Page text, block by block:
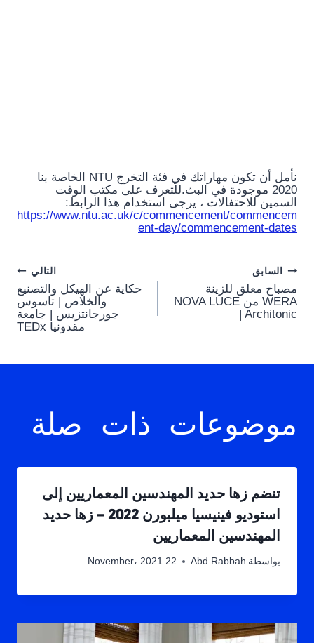
نأمل أن تكون مهاراتك في فئة التخرج NTU الخاصة بنا
2020 موجودة في البث.للتعرف على مكتب الوقت
السمين للاحتفالات ، يرجى استخدام هذا الرابط:
https://www.ntu.ac.uk/c/commencement/commencem
ent-day/commencement-dates
Post
navigation
السابق
مصباح معلق للزينة
WERA من NOVA LUCE
| Architonic
التالي
حكاية عن الهيكل والتصنيع
والخلاص | تاسوس
جورجانتزيس | جامعة
مقدونيا TEDx
موضوعات ذات صلة
تنضم زها حديد المهندسين المعماريين إلى
استوديو فينيسيا ميلبورن 2022 – زها حديد
المهندسين المعماريين
بواسطة Abd Rabbah 22 November، 2021